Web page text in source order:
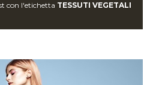
con l'etichetta TESSUTI VEGETALI